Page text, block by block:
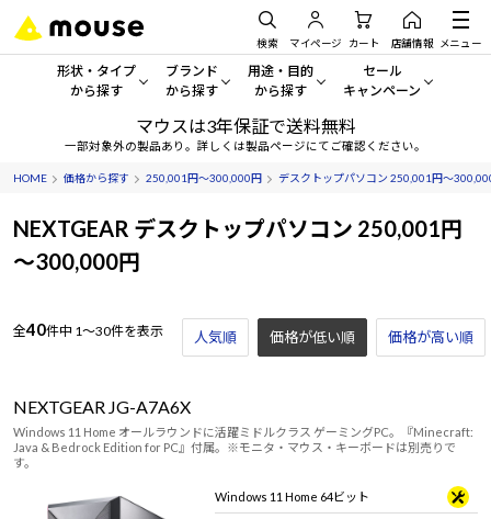
検索 マイページ カート 店舗情報 メニュー
形状・タイプ
から探す
形状・タイプから探す をすべてみる
デスクトップPC
ノートPC
ワークステーション
ディスプレイ
Windows 11|
ブランド
から探す
mouse
G TUNE
NEXTGEAR
MousePro
iiyama
Windows 11|Copilot+ PC
用途・目的
から探す
一般向けパソコン
ゲーミングPC・ゲーム向けパソコン
クリエイティブ向け
学習向けパソコン
AIおすすめパソコン
Windows 11 |Copilot+ PC
セール
キャンペーン
セール・キャンペー
期間限定セール
おすすめ目玉パソコン
今イチオシのパソコンをピ
マウスは3年保証で送料無料
一部対象外の製品あり。詳しくは製品ページにてご確認ください。
HOME 価格から探す 250,001円～300,000円 デスクトップパソコン 250,001円～
NEXTGEAR デスクトップパソコン 250,001円
～300,000円
全40件中 1～30件を表示 人気順 価格が低い順 価格が高い順
NEXTGEAR JG-A7A6X
Windows 11 Home オールラウンドに活躍ミドルクラス ゲーミングPC。『Minecraft:
Java & Bedrock Edition for PC』付属。※モニタ・マウス・キーボードは別売りで
す。
Windows 11 Home 64ビット